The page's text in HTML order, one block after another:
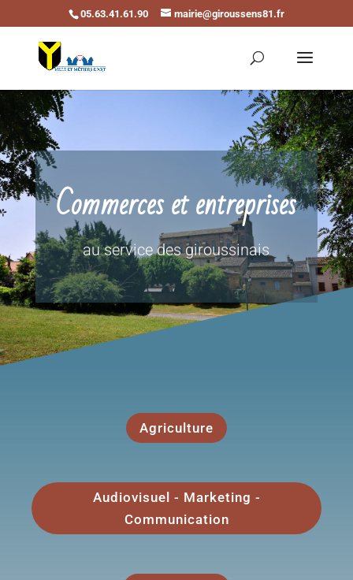
Ouvrir la barre d’outils
05.63.41.61.90 mairie@giroussens81.fr
Commerces et entreprises
au service des giroussinais
Agriculture
Audiovisuel - Marketing -
Communication